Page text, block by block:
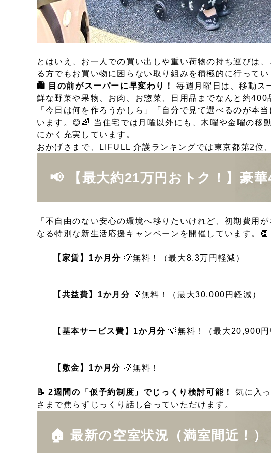
とはいえ、お一人での買い出しや重い荷物の持ち運びは
る方でもお買い物に困らない取り組みを積極的に行ってい
🛍️ 目の前がスーパーに早変わり！
毎週月曜日は、移動ス
鮮な野菜や果物、お肉、お惣菜、日用品までなんと約400
「今日は何を作ろうかしら」「自分で見て選べるのが本
います。😊🌈 当住宅では月曜以外にも、木曜や金曜の移
にかく充実しています。
おかげさまで、LIFULL 介護ランキングでは東京都第2位
📢 【最大約21万円おトク！】豪
「不自由のない安心の環境へ移りたいけれど、初期費
なる特別な新生活応援キャンペーンを開催しています。👏
【家賃】1か月分 💡無料！（最大8.3万円軽減）
【共益費】1か月分 💡無料！（最大30,000円軽減）
【基本サービス費】1か月分 💡無料！（最大20,900円
【敷金】1か月分 💡無料！
📝 2週間の「仮予約制度」でじっくり検討可能！
気に入
さまで焦らずじっくり話し合っていただけます。
🏠 最新の空室状況（満室間近！）